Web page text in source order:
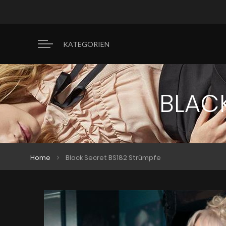
KATEGORIEN
Home Black Secret BS182 Strümpfe
Zum
der
Zum
der